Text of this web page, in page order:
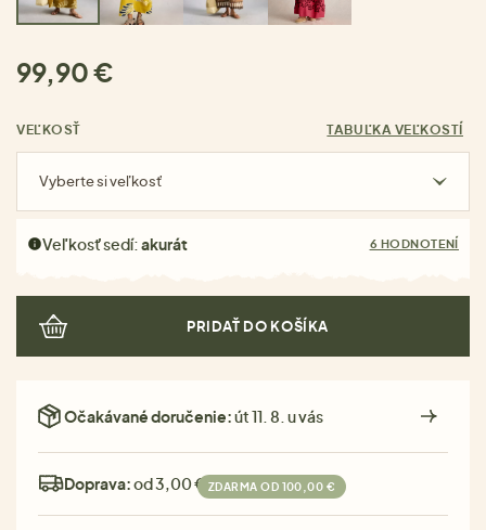
99,90 €
VEĽKOSŤ TABUĽKA VEĽKOSTÍ
Vyberte si veľkosť
Veľkosť sedí:akurát 6 HODNOTENÍ
PRIDAŤ DO KOŠÍKA
Očakávané doručenie:út 11. 8. u vás
Doprava:od 3,00 € ZDARMA OD 100,00 €